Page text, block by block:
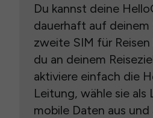
Du kannst deine
dauerhaft auf deinem
zweite SIM für
du an deinem
aktiviere einfach die
Leitung, wähle sie als
mobile Daten aus und